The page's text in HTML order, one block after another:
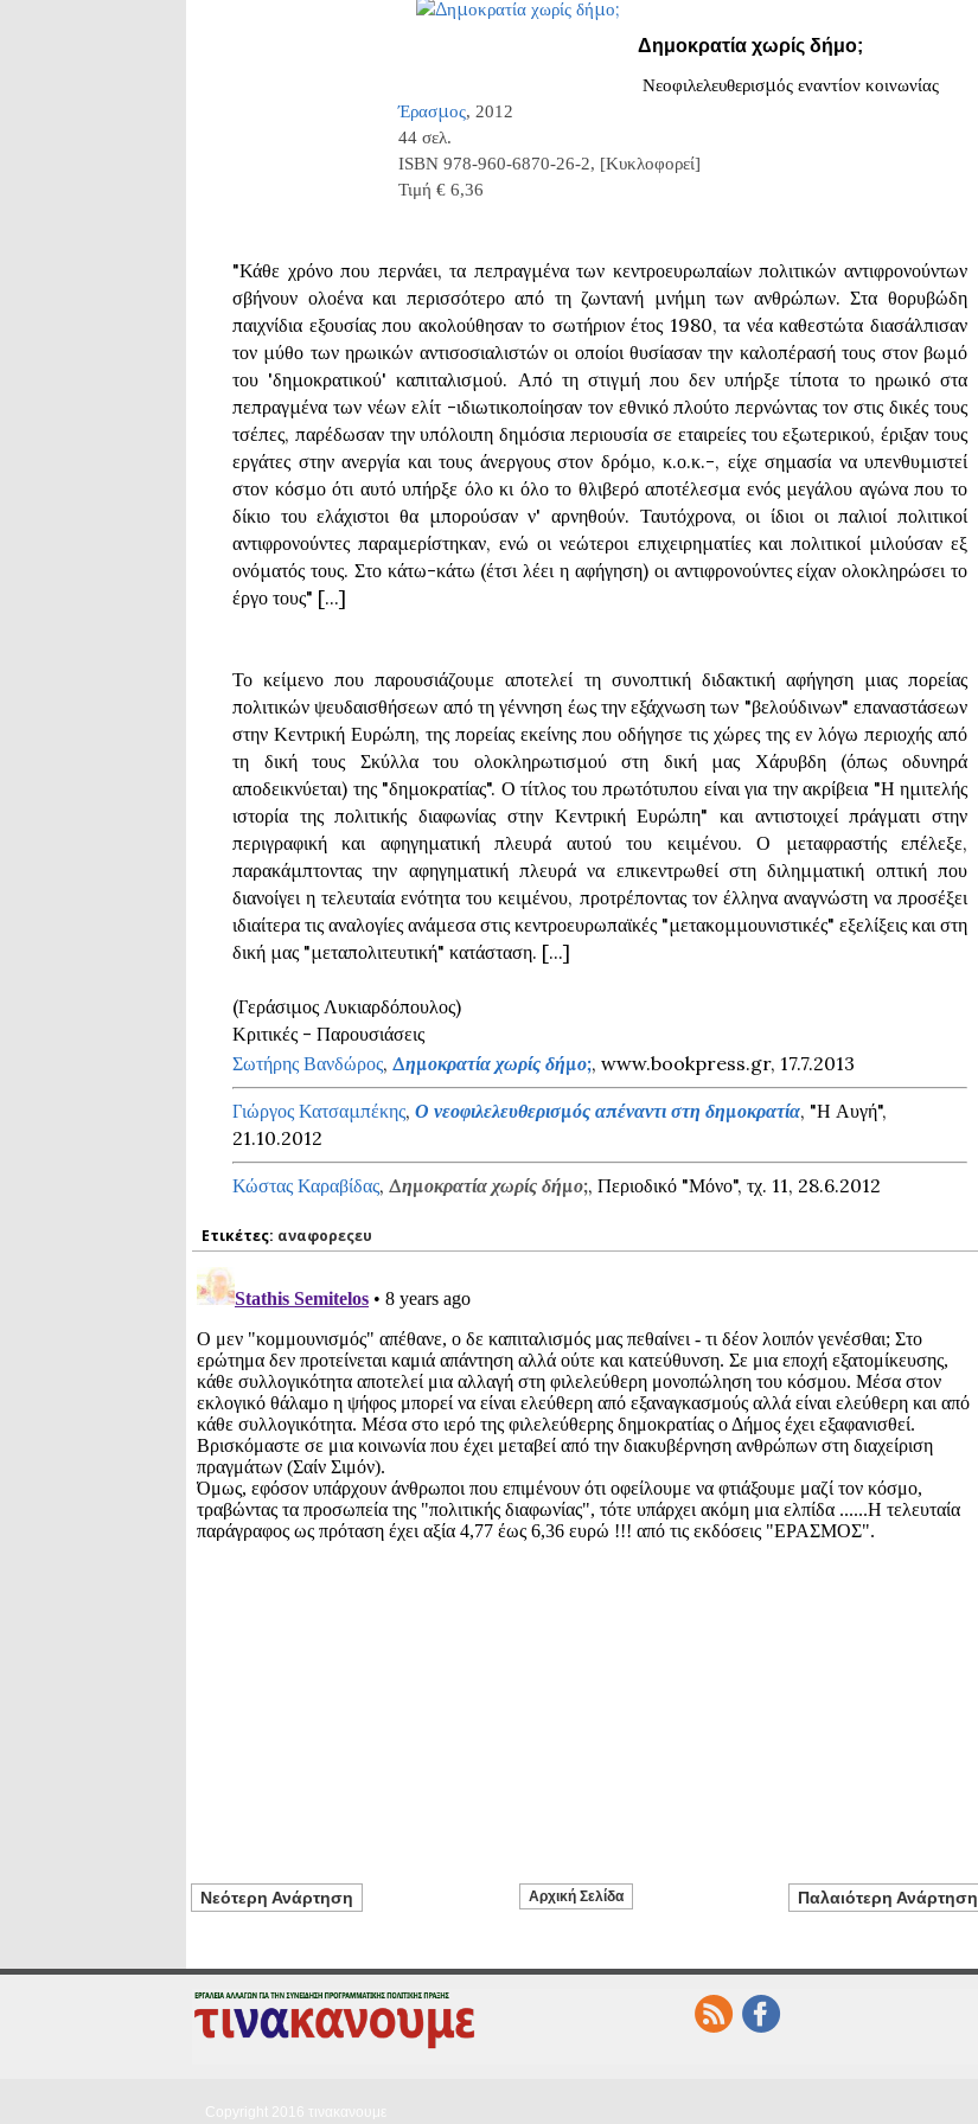
Δημοκρατία χωρίς δήμο;
Νεοφιλελευθερισμός εναντίον κοινωνίας
Έρασμος, 2012
44 σελ.
ISBN 978-960-6870-26-2, [Κυκλοφορεί]
Τιμή € 6,36
"Κάθε χρόνο που περνάει, τα πεπραγμένα των κεντροευρωπαίων πολιτικών αντιφρονούντων
σβήνουν ολοένα και περισσότερο από τη ζωντανή μνήμη των ανθρώπων. Στα θορυβώδη
παιχνίδια εξουσίας που ακολούθησαν το σωτήριον έτος 1980, τα νέα καθεστώτα διασάλπισαν
τον μύθο των ηρωικών αντισοσιαλιστών οι οποίοι θυσίασαν την καλοπέρασή τους στον βωμό
του 'δημοκρατικού' καπιταλισμού. Από τη στιγμή που δεν υπήρξε τίποτα το ηρωικό στα
πεπραγμένα των νέων ελίτ -ιδιωτικοποίησαν τον εθνικό πλούτο περνώντας τον στις δικές τους
τσέπες, παρέδωσαν την υπόλοιπη δημόσια περιουσία σε εταιρείες του εξωτερικού, έριξαν τους
εργάτες στην ανεργία και τους άνεργους στον δρόμο, κ.ο.κ.-, είχε σημασία να υπενθυμιστεί
στον κόσμο ότι αυτό υπήρξε όλο κι όλο το θλιβερό αποτέλεσμα ενός μεγάλου αγώνα που το
δίκιο του ελάχιστοι θα μπορούσαν ν' αρνηθούν. Ταυτόχρονα, οι ίδιοι οι παλιοί πολιτικοί
αντιφρονούντες παραμερίστηκαν, ενώ οι νεώτεροι επιχειρηματίες και πολιτικοί μιλούσαν εξ
ονόματός τους. Στο κάτω-κάτω (έτσι λέει η αφήγηση) οι αντιφρονούντες είχαν ολοκληρώσει το
έργο τους" [...]
Το κείμενο που παρουσιάζουμε αποτελεί τη συνοπτική διδακτική αφήγηση μιας πορείας
πολιτικών ψευδαισθήσεων από τη γέννηση έως την εξάχνωση των "βελούδινων" επαναστάσεων
στην Κεντρική Ευρώπη, της πορείας εκείνης που οδήγησε τις χώρες της εν λόγω περιοχής από
τη δική τους Σκύλλα του ολοκληρωτισμού στη δική μας Χάρυβδη (όπως οδυνηρά
αποδεικνύεται) της "δημοκρατίας". Ο τίτλος του πρωτότυπου είναι για την ακρίβεια "Η ημιτελής
ιστορία της πολιτικής διαφωνίας στην Κεντρική Ευρώπη" και αντιστοιχεί πράγματι στην
περιγραφική και αφηγηματική πλευρά αυτού του κειμένου. Ο μεταφραστής επέλεξε,
παρακάμπτοντας την αφηγηματική πλευρά να επικεντρωθεί στη διλημματική οπτική που
διανοίγει η τελευταία ενότητα του κειμένου, προτρέποντας τον έλληνα αναγνώστη να προσέξει
ιδιαίτερα τις αναλογίες ανάμεσα στις κεντροευρωπαϊκές "μετακομμουνιστικές" εξελίξεις και στη
δική μας "μεταπολιτευτική" κατάσταση. [...]
(Γεράσιμος Λυκιαρδόπουλος)
Κριτικές - Παρουσιάσεις
Σωτήρης Βανδώρος, Δημοκρατία χωρίς δήμο;, www.bookpress.gr, 17.7.2013
Γιώργος Κατσαμπέκης, Ο νεοφιλελευθερισμός απέναντι στη δημοκρατία, "Η Αυγή",
21.10.2012
Κώστας Καραβίδας, Δημοκρατία χωρίς δήμο;, Περιοδικό "Μόνο", τχ. 11, 28.6.2012
Ετικέτες: αναφορεςευ
Νεότερη Ανάρτηση Παλαιότερη Ανάρτηση
Αρχική Σελίδα
Copyright 2016 τινακανουμε